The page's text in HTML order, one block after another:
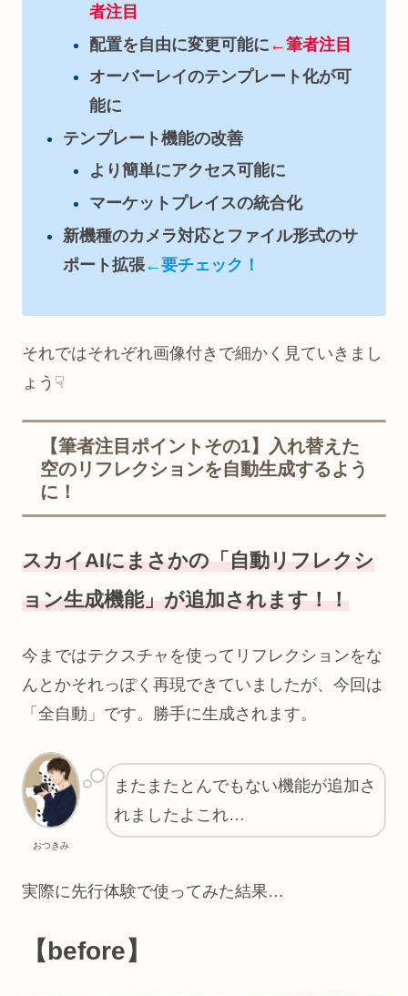
者注目
配置を自由に変更可能に ←筆者注目
オーバーレイのテンプレート化が可
能に
テンプレート機能の改善
より簡単にアクセス可能に
マーケットプレイスの統合化
新機種のカメラ対応とファイル形式のサ
ポート拡張←要チェック！
それではそれぞれ画像付きで細かく見ていきまし
ょう☟
【筆者注目ポイントその1】入れ替えた
空のリフレクションを自動生成するよう
に！
スカイAIにまさかの「自動リフレクシ
ョン生成機能」が追加されます！！
今まではテクスチャを使ってリフレクションをな
んとかそれっぽく再現できていましたが、今回は
「全自動」です。勝手に生成されます。
おつきみ
またまたとんでもない機能が追加さ
れましたよこれ…
実際に先行体験で使ってみた結果…
【before】